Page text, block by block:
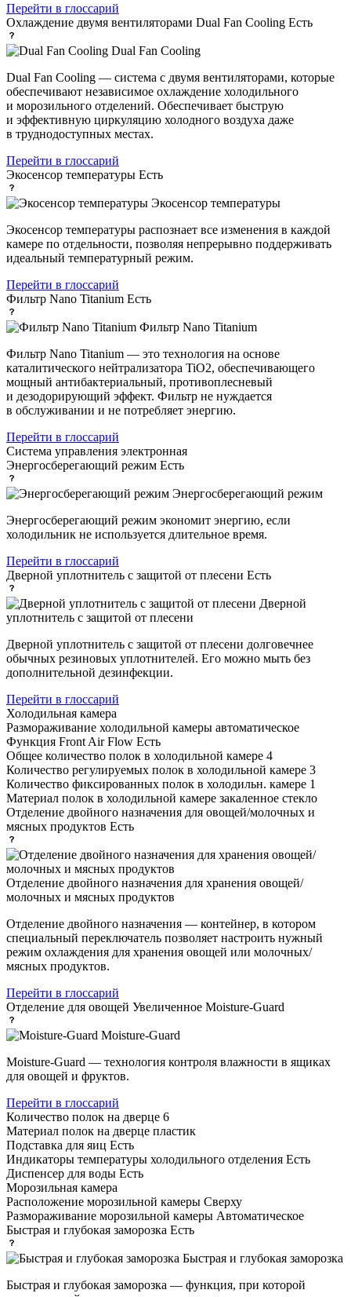
Перейти в глоссарий
Охлаждение двумя вентиляторами Dual Fan Cooling Есть
Dual Fan Cooling
Dual Fan Cooling — система с двумя вентиляторами, которые
обеспечивают независимое охлаждение холодильного
и морозильного отделений. Обеспечивает быструю
и эффективную циркуляцию холодного воздуха даже
в труднодоступных местах.
Перейти в глоссарий
Экосенсор температуры Есть
Экосенсор температуры
Экосенсор температуры распознает все изменения в каждой
камере по отдельности, позволяя непрерывно поддерживать
идеальный температурный режим.
Перейти в глоссарий
Фильтр Nano Titanium Есть
Фильтр Nano Titanium
Фильтр Nano Titanium — это технология на основе
каталитического нейтрализатора TiO2, обеспечивающего
мощный антибактериальный, противоплесневый
и дезодорирующий эффект. Фильтр не нуждается
в обслуживании и не потребляет энергию.
Перейти в глоссарий
Система управления электронная
Энергосберегающий режим Есть
Энергосберегающий режим
Энергосберегающий режим экономит энергию, если
холодильник не используется длительное время.
Перейти в глоссарий
Дверной уплотнитель с защитой от плесени Есть
Дверной
уплотнитель с защитой от плесени
Дверной уплотнитель с защитой от плесени долговечнее
обычных резиновых уплотнителей. Его можно мыть без
дополнительной дезинфекции.
Перейти в глоссарий
Холодильная камера
Размораживание холодильной камеры автоматическое
Функция Front Air Flow Есть
Общее количество полок в холодильной камере 4
Количество регулируемых полок в холодильной камере 3
Количество фиксированных полок в холодильн. камере 1
Материал полок в холодильной камере закаленное стекло
Отделение двойного назначения для овощей/молочных и
мясных продуктов Есть
Отделение двойного назначения для хранения овощей/
молочных и мясных продуктов
Отделение двойного назначения — контейнер, в котором
специальный переключатель позволяет настроить нужный
режим охлаждения для хранения овощей или молочных/
мясных продуктов.
Перейти в глоссарий
Отделение для овощей Увеличенное Moisture-Guard
Moisture-Guard
Moisture-Guard — технология контроля влажности в ящиках
для овощей и фруктов.
Перейти в глоссарий
Количество полок на дверце 6
Материал полок на дверце пластик
Подставка для яиц Есть
Индикаторы температуры холодильного отделения Есть
Диспенсер для воды Есть
Морозильная камера
Расположение морозильной камеры Сверху
Размораживание морозильной камеры Автоматическое
Быстрая и глубокая заморозка Есть
Быстрая и глубокая заморозка
Быстрая и глубокая заморозка — функция, при которой